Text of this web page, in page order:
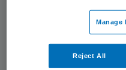
Hiërarchisch
Met de
Manage
Reject All